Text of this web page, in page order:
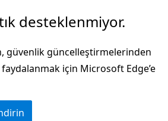
desteklenmiyor.
güvenlik güncelleştirmelerinden
için Microsoft Edge’e